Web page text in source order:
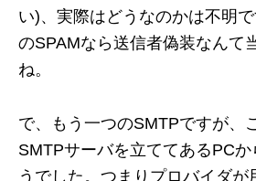
い)、実際はどうなのかは不明
のSPAMなら送信者偽装なんて
ね。
で、もう一つのSMTPですが、
SMTPサーバを立ててあるPCか
うでした。つまりプロバイダが